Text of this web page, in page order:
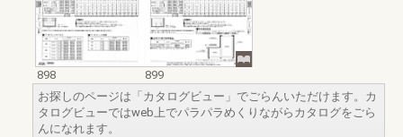
898
899
お探しのページは「カタログビュー」でごらんいただけます。カ
タログビューではweb上でパラパラめくりながらカタログをごら
んになれます。